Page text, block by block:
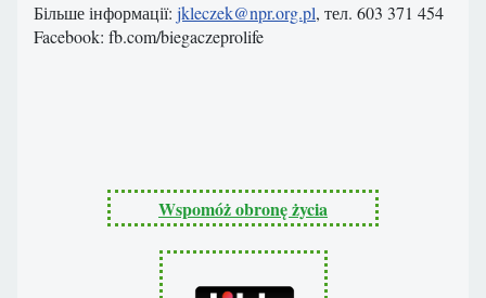
Більше інформації: jkleczek@npr.org.pl, тел. 603 371 454
Facebook: fb.com/biegaczeprolife
Wspomóż obronę życia